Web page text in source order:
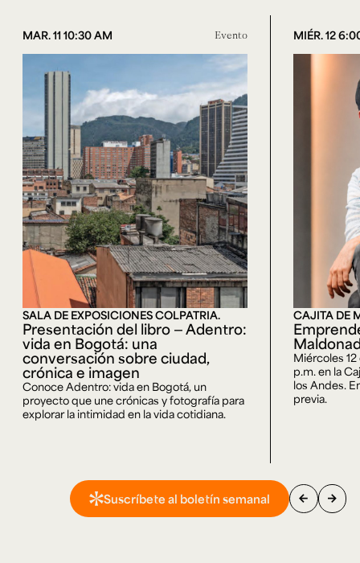
MAR. 11 10:30 AM Evento
SALA DE EXPOSICIONES COLPATRIA.
Presentación del libro — Adentro:
vida en Bogotá: una
conversación sobre ciudad,
crónica e imagen
Conoce Adentro: vida en Bogotá, un
proyecto que une crónicas y fotografía para
explorar la intimidad en la vida cotidiana.
MIÉR. 12
CAJITA DE
Miércoles
p.m. en la
los Andes.
previa.
Suscríbete al boletín semanal arrow_back arrow_forward